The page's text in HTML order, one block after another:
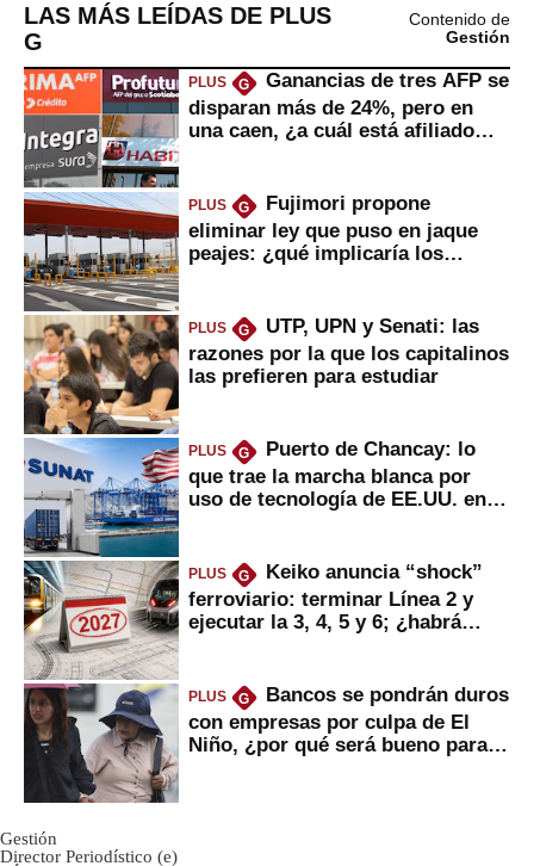
LAS MÁS LEÍDAS DE PLUS
G
Contenido de
Gestión
PLUS G
Ganancias de tres AFP se
disparan más de 24%, pero en
una caen, ¿a cuál está afiliado
PLUS G
Fujimori propone
eliminar ley que puso en jaque
peajes: ¿qué implicaría los
PLUS G
UTP, UPN y Senati: las
razones por la que los capitalinos
las prefieren para estudiar
PLUS G
Puerto de Chancay: lo
que trae la marcha blanca por
uso de tecnología de EE.UU. en
PLUS G
Keiko anuncia “shock”
ferroviario: terminar Línea 2 y
ejecutar la 3, 4, 5 y 6; ¿habrá
PLUS G
Bancos se pondrán duros
con empresas por culpa de El
Niño, ¿por qué será bueno para
Gestión
Director Periodístico (e)